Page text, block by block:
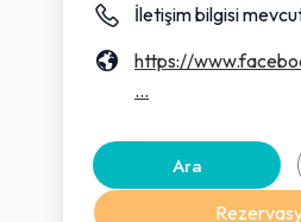
İletişim bilgisi
https://
...
Ara